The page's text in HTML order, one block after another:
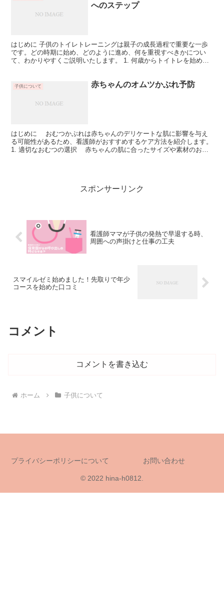
へのステップ
はじめに 子供のトイレトレーニングは親子の成長過程で重要な一歩
です。どの時期に始め、どのように進め、何を重視すべきかについ
て、わかりやすくご説明いたします。 1. 何歳からトイトレを始め
子供について 赤ちゃんのオムツかぶれ予防
はじめに おむつかぶれは赤ちゃんのデリケートな肌に影響を与え
る可能性があるため、看護師がおすすめするケア方法を紹介します。
1. 適切なおむつの選択 赤ちゃんの肌に合ったサイズや素材のおむ
スポンサーリンク
看護師ママが子供の発熱で早退する時、
周囲への声掛けと仕事の工夫
スマイルゼミ始めました！先取りで年少
コースを始めた口コミ
コメント
コメントを書き込む
ホーム 子供について
プライバシーポリシーについて お問い合わせ
© 2022 hina-h0812.